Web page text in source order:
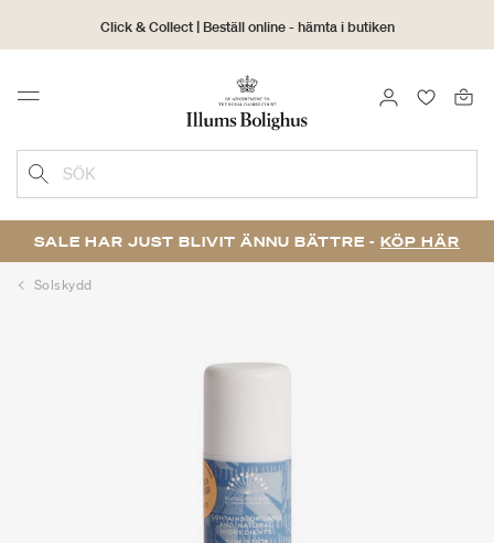
Click & Collect | Beställ online - hämta i butiken
30 dagars returrätt
Menu LOGGA IN
SÖK
SALE HAR JUST BLIVIT ÄNNU BÄTTRE - KÖP HÄR
Solskydd